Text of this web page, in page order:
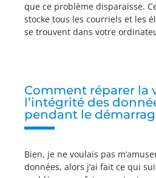
que ce problème disparaisse.
stocke tous les courriels et les
se trouvent dans votre
Comment réparer la
l’intégrité des
pendant le
Bien, je ne voulais pas
données, alors j’ai fait ce qui